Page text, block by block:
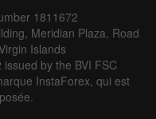
1811672
Meridian Plaza, Road
Islands
by the BVI FSC
InstaForex, qui est